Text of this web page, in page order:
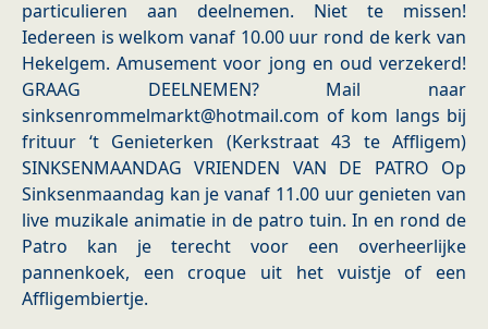
particulieren aan deelnemen. Niet te missen!
Iedereen is welkom vanaf 10.00 uur rond de kerk van
Hekelgem. Amusement voor jong en oud verzekerd!
GRAAG DEELNEMEN? Mail naar
sinksenrommelmarkt@hotmail.com of kom langs bij
frituur ‘t Genieterken (Kerkstraat 43 te Affligem)
SINKSENMAANDAG VRIENDEN VAN DE PATRO Op
Sinksenmaandag kan je vanaf 11.00 uur genieten van
live muzikale animatie in de patro tuin. In en rond de
Patro kan je terecht voor een overheerlijke
pannenkoek, een croque uit het vuistje of een
Affligembiertje.